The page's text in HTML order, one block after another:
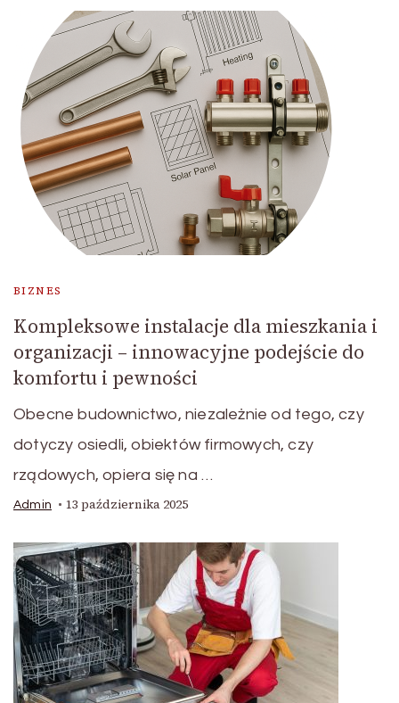
BIZNES
Kompleksowe instalacje dla mieszkania i
organizacji – innowacyjne podejście do
komfortu i pewności
Obecne budownictwo, niezależnie od tego, czy
dotyczy osiedli, obiektów firmowych, czy
rządowych, opiera się na …
Admin 13 października 2025